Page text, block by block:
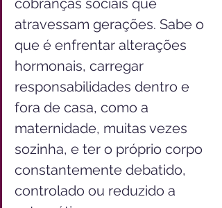
cobranças sociais que
atravessam gerações. Sabe o
que é enfrentar alterações
hormonais, carregar
responsabilidades dentro e
fora de casa, como a
maternidade, muitas vezes
sozinha, e ter o próprio corpo
constantemente debatido,
controlado ou reduzido a